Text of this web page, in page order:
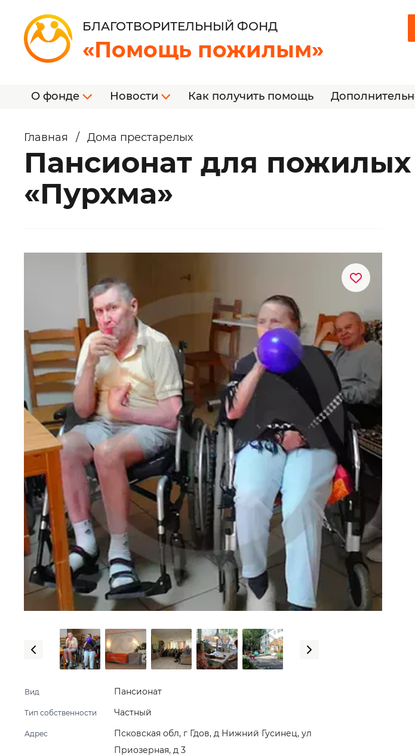
БЛАГОТВОРИТЕЛЬНЫЙ ФОНД
«Помощь пожилым»
О фонде Новости Как получить помощь
Главная / Дома престарелых
Пансионат для
«Пурхма»
Вид Пансионат
Тип собственности Частный
Адрес
Псковская обл, г Гдов, д Нижний Гусинец, ул
Приозерная, д 3